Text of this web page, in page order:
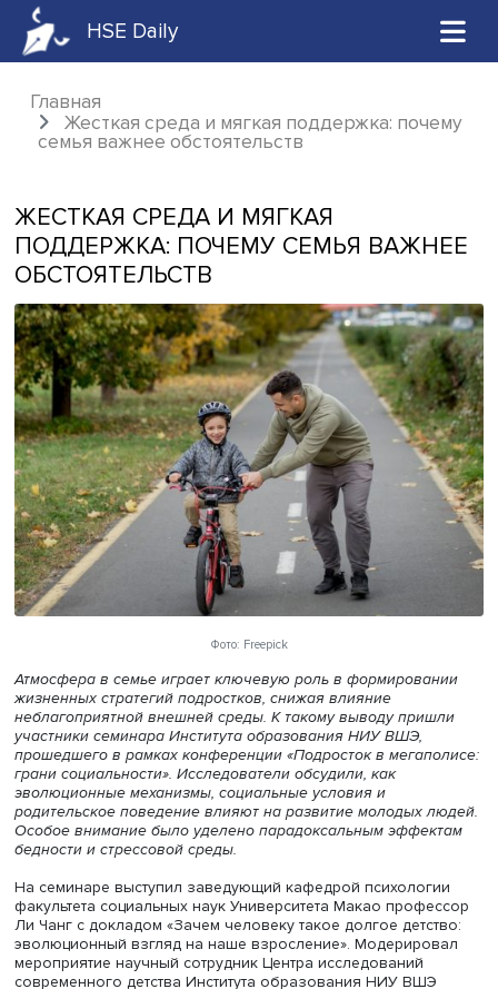
HSE Daily
Главная
Жесткая среда и мягкая поддержка:
ЖЕСТКАЯ СРЕДА И МЯГКАЯ
ПОДДЕРЖКА: ПОЧЕМУ СЕМЬЯ
ОБСТОЯТЕЛЬСТВ
Фото: Freepick
Атмосфера в семье играет ключевую роль в
жизненных стратегий подростков, снижая влияние
неблагоприятной внешней среды. К такому выводу
участники семинара Института образования НИУ ВШЭ,
грани социальности». Исследователи обсудили, как
эволюционные механизмы, социальные условия и
родительское поведение влияют на развитие молодых
Особое внимание было уделено парадоксальным
бедности и стрессовой среды.